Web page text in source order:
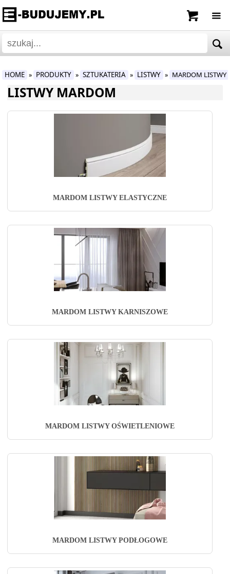
HOME » PRODUKTY » SZTUKATERIA » LISTWY » MARDOM LISTWY
LISTWY MARDOM
MARDOM LISTWY ELASTYCZNE
MARDOM LISTWY KARNISZOWE
MARDOM LISTWY OŚWIETLENIOWE
MARDOM LISTWY PODŁOGOWE